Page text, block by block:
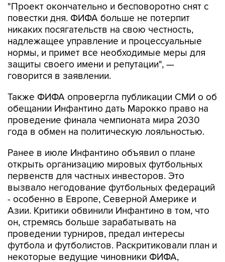
"Проект окончательно и бесповоротно снят с
повестки дня. ФИФА больше не потерпит
никаких посягательств на свою честность,
надлежащее управление и процессуальные
нормы, и примет все необходимые меры для
защиты своего имени и репутации", —
говорится в заявлении.
Также ФИФА опровергла публикации СМИ о об
обещании Инфантино дать Марокко право на
проведение финала чемпионата мира 2030
года в обмен на политическую лояльностью.
Ранее в июле Инфантино объявил о плане
открыть организацию мировых футбольных
первенств для частных инвесторов. Это
вызвало негодование футбольных федераций
- особенно в Европе, Северной Америке и
Азии. Критики обвинили Инфантино в том, что
он, стремясь больше зарабатывать на
проведении турниров, предал интересы
футбола и футболистов. Раскритиковали план и
некоторые ведущие чиновники ФИФА,